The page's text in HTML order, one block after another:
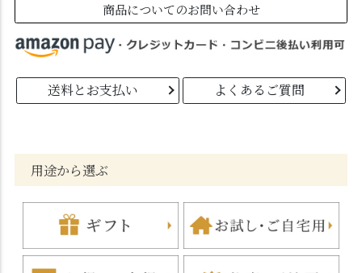
商品についてのお問い合わせ
送料とお支払い よくあるご質問
用途から選ぶ